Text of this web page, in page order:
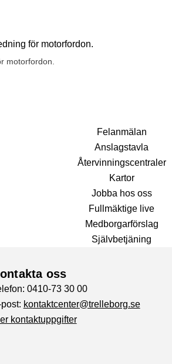
motorfordon.
Fel­anmälan
Anslags­tavla
Återvinnings­centraler
Kartor
Jobba hos oss
Fullmäktige live
Medborgarförslag
Självbetjäning
oss
0410-73 30 00
post: kontaktcenter@trelleborg.se
kontaktuppgifter